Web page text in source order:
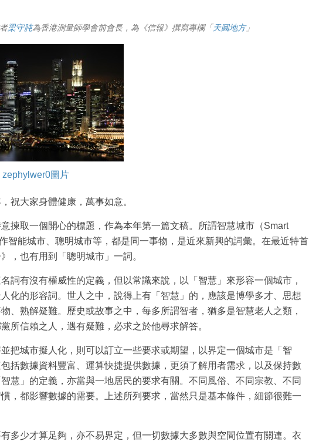
梁守肫為香港測量師學會前會長，為《信報》撰寫專欄「 天圓地方」
zephylwer0圖片
祝大家身體健康，萬事如意。
揀取一個開心的標題，作為本年第一篇文稿。所謂智慧城市（Smart
智能城市、聰明城市等，都是同一事物，是近來新興的詞彙。在最近特首
，也有用到「聰明城市」一詞。
詞有沒有權威性的定義，但以常識來說，以「智慧」來形容一個城市，
化的形容詞。世人之中，說得上有「智慧」的，應該是博學多才、思想
、熟解疑難。歷史或故事之中，每多所謂智者，猶多是智慧老人之類，
所信賴之人，遇有疑難，必求之於他尋求解答。
把城市擬人化，則可以訂立一些要求或期望，以界定一個城市是「智
括數據資料豐富、運算快捷提供數據，更須了解用者需求，以及保持數
慧」的定義，亦當與一地居民的要求有關。不同風俗、不同宗教、不同
，都影響數據的需要。上述所列要求，當然只是基本條件，細節很難一
多少才算足夠，亦不易界定，但一切數據大多數與空間位置有關連。衣